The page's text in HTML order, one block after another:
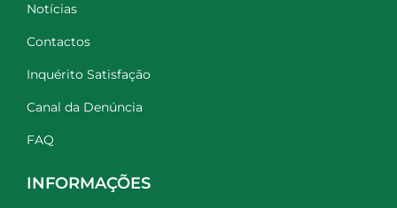
Notícias
Contactos
Inquérito Satisfação
Canal da Denúncia
FAQ
INFORMAÇÕES